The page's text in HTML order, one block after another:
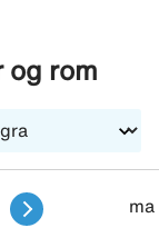
kan oppfattes
og rom
ma